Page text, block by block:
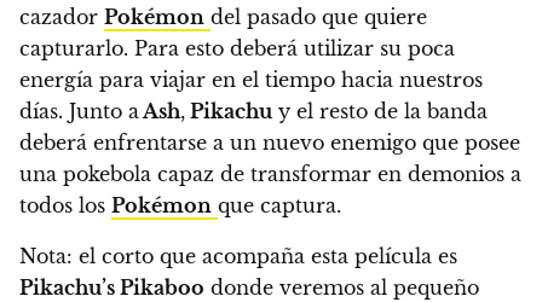
cazador Pokémon del pasado que quiere
capturarlo. Para esto deberá utilizar su poca
energía para viajar en el tiempo hacia nuestros
días. Junto aAsh, Pikachuy el resto de la banda
deberá enfrentarse a un nuevo enemigo que posee
una pokebola capaz de transformar en demonios a
todos los Pokémon que captura.
Nota: el corto que acompaña esta película es
Pikachu’s Pikaboo donde veremos al pequeño